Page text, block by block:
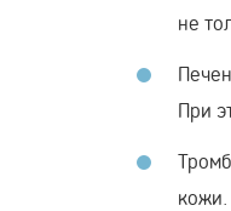
не
При
кожи.